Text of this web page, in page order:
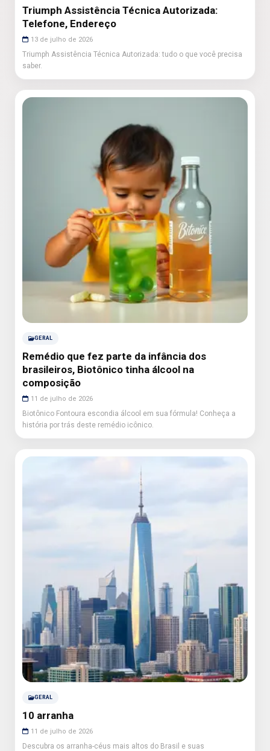
Triumph Assistência Técnica Autorizada:
Telefone, Endereço
13 de julho de 2026
Triumph Assistência Técnica Autorizada: tudo o que você precisa
saber.
GERAL
Remédio que fez parte da infância dos
brasileiros, Biotônico tinha álcool na
composição
11 de julho de 2026
Biotônico Fontoura escondia álcool em sua fórmula! Conheça a
história por trás deste remédio icônico.
GERAL
10 arranha
11 de julho de 2026
Descubra os arranha-céus mais altos do Brasil e suas